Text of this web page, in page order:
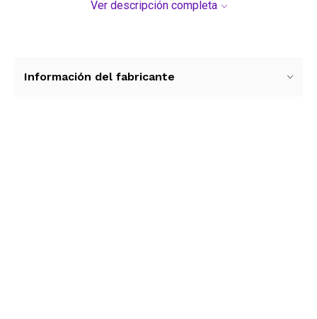
NPU gracias a su motor de procesamiento
Ver descripción completa
Información del fabricante